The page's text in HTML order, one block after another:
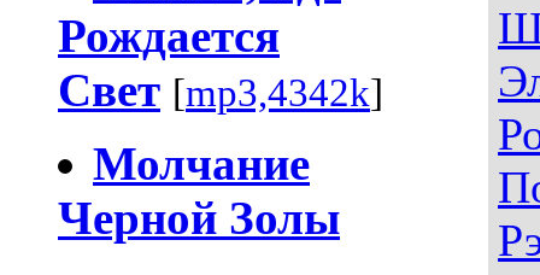
Рождается
Свет [mp3,4342k]
Молчание
Черной Золы